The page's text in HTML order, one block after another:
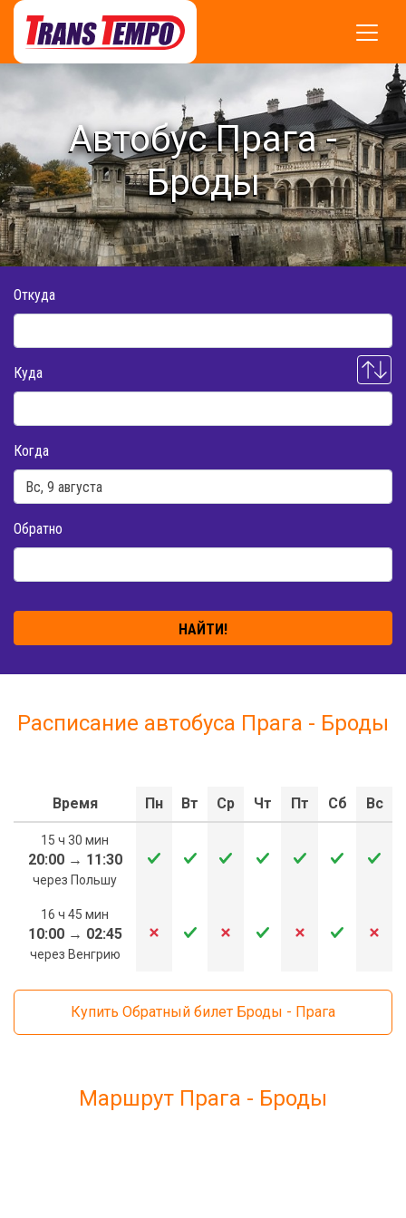
Автобус Прага -
Броды
Откуда
Куда
Когда
Обратно
НАЙТИ!
Расписание автобуса Прага - Броды
Время Пн Вт Ср Чт Пт Сб Вс
15 ч 30 мин
20:00→ 11:30
через Польшу
16 ч 45 мин
10:00→ 02:45
через Венгрию
Купить Обратный билет Броды - Прага
Маршрут Прага - Броды